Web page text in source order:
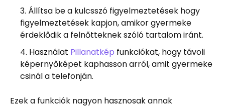
Állítsa be a kulcsszó figyelmeztetések hogy
figyelmeztetések kapjon, amikor gyermeke
érdeklődik a felnőtteknek szóló tartalom iránt.
Használat Pillanatkép funkciókat, hogy távoli
képernyőképet kaphasson arról, amit gyermeke
csinál a telefonján.
Ezek a funkciók nagyon hasznosak annak